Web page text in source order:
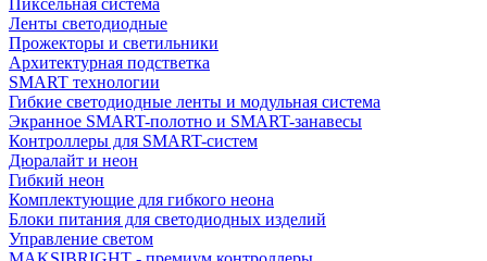
Пиксельная система
Ленты светодиодные
Прожекторы и светильники
Архитектурная подстветка
SMART технологии
Гибкие светодиодные ленты и модульная система
Экранное SMART-полотно и SMART-занавесы
Контроллеры для SMART-систем
Дюралайт и неон
Гибкий неон
Комплектующие для гибкого неона
Блоки питания для светодиодных изделий
Управление светом